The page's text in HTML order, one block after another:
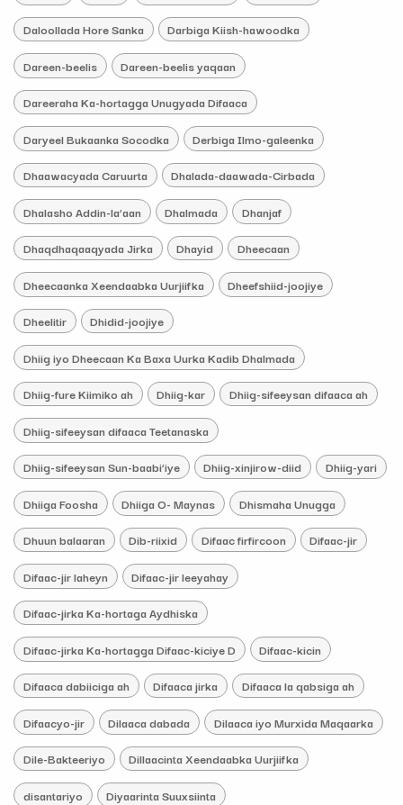
Daloollada Hore Sanka Darbiga Kiish-hawoodka
Dareen-beelis Dareen-beelis yaqaan
Dareeraha Ka-hortagga Unugyada Difaaca
Daryeel Bukaanka Socodka Derbiga Ilmo-galeenka
Dhaawacyada Caruurta Dhalada-daawada-Cirbada
Dhalasho Addin-la’aan Dhalmada Dhanjaf
Dhaqdhaqaaqyada Jirka Dhayid Dheecaan
Dheecaanka Xeendaabka Uurjiifka Dheefshiid-joojiye
Dheelitir Dhidid-joojiye
Dhiig iyo Dheecaan Ka Baxa Uurka Kadib Dhalmada
Dhiig-fure Kiimiko ah Dhiig-kar Dhiig-sifeeysan difaaca ah
Dhiig-sifeeysan difaaca Teetanaska
Dhiig-sifeeysan Sun-baabi’iye Dhiig-xinjirow-diid Dhiig-yari
Dhiiga Foosha Dhiiga O- Maynas Dhismaha Unugga
Dhuun balaaran Dib-riixid Difaac firfircoon Difaac-jir
Difaac-jir laheyn Difaac-jir leeyahay
Difaac-jirka Ka-hortaga Aydhiska
Difaac-jirka Ka-hortagga Difaac-kiciye D Difaac-kicin
Difaaca dabiiciga ah Difaaca jirka Difaaca la qabsiga ah
Difaacyo-jir Dilaaca dabada Dilaaca iyo Murxida Maqaarka
Dile-Bakteeriyo Dillaacinta Xeendaabka Uurjiifka
disantariyo Diyaarinta Suuxsiinta